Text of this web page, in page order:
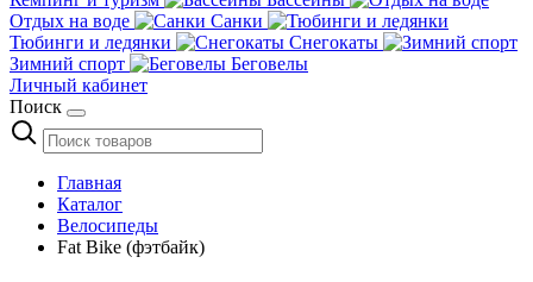
Отдых на воде
Санки
Тюбинги и ледянки
Снегокаты
Зимний спорт
Беговелы
Личный кабинет
Поиск
Главная
Каталог
Велосипеды
Fat Bike (фэтбайк)